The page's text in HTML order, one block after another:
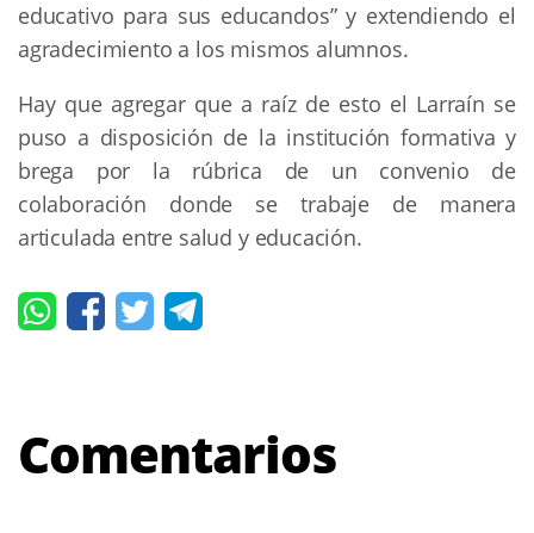
educativo para sus educandos” y extendiendo el
agradecimiento a los mismos alumnos.
Hay que agregar que a raíz de esto el Larraín se
puso a disposición de la institución formativa y
brega por la rúbrica de un convenio de
colaboración donde se trabaje de manera
articulada entre salud y educación.
Comentarios